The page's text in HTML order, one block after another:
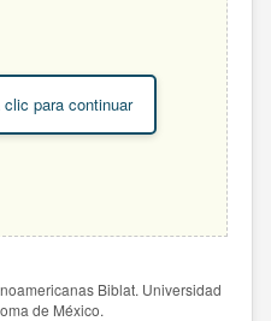
clic para continuar
Biblat. Universidad
de México.